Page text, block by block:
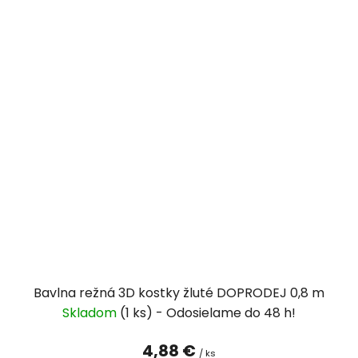
Bavlna režná 3D kostky žluté DOPRODEJ 0,8 m
Skladom (1 ks)
4,88 € / ks